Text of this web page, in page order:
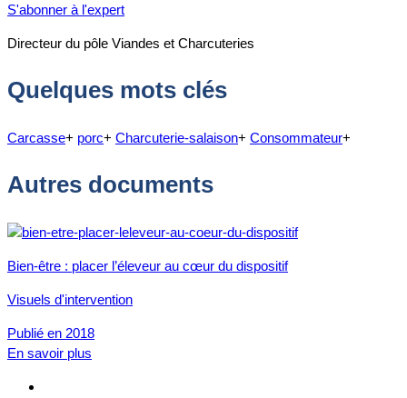
S'abonner à l'expert
Directeur du pôle Viandes et Charcuteries
Quelques mots clés
Carcasse+ porc+ Charcuterie-salaison+ Consommateur+
Autres documents
Bien-être : placer l’éleveur au cœur du dispositif
Visuels d'intervention
Publié en 2018
En savoir plus